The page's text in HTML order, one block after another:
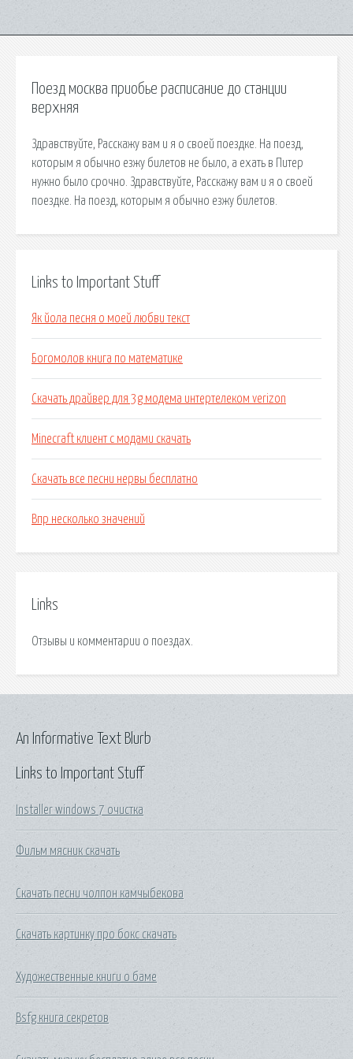
Поезд москва приобье расписание до станции
верхняя
Здравствуйте, Расскажу вам и я о своей поездке. На поезд,
которым я обычно езжу билетов не было, а ехать в Питер
нужно было срочно. Здравствуйте, Расскажу вам и я о своей
поездке. На поезд, которым я обычно езжу билетов.
Links to Important Stuff
Як йола песня о моей любви текст
Богомолов книга по математике
Скачать драйвер для 3g модема интертелеком verizon
Minecraft клиент с модами скачать
Скачать все песни нервы бесплатно
Впр несколько значений
Links
Отзывы и комментарии о поездах.
Links to Important Stuff
Installer windows 7 очистка
Фильм мясник скачать
Скачать песни чолпон камчыбекова
Скачать картинку про бокс скачать
Художественные книги о баме
Bsfg книга секретов
An Informative Text Blurb